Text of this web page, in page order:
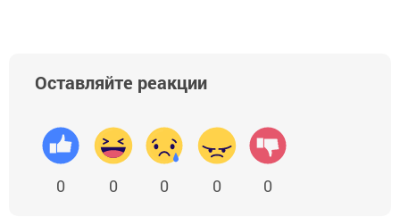
Оставляйте реакции
0 0 0 0 0